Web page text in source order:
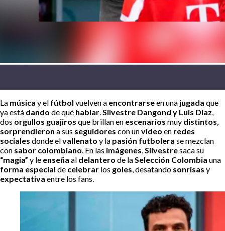
La música y el fútbol vuelven a encontrarseen una jugada que
ya está dando de qué hablar.Silvestre Dangond y Luis Díaz,
dos orgullos guajiros que brillan en escenarios muy distintos,
sorprendieron a sus seguidores con unvideo en redes
sociales donde elvallenato y la pasión futbolera se mezclan
con sabor colombiano. En las imágenes,Silvestresaca su
“magia” y le enseña al delantero de laSelección Colombia una
forma especial de celebrar los goles, desatando sonrisas y
expectativa entre los fans.